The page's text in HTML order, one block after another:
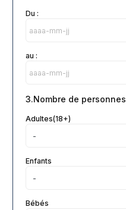
Du :
au :
3.Nombre de personnes
Adultes(18+)
Enfants
Bébés